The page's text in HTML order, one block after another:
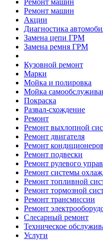
Ремонт машин
Ремонт машин
Акции
Диагностика
Замена цепи ГРМ
Замена ремня ГРМ
Кузовной ремонт
Марки
Мойка и полировка
Мойка
Покраска
Развал-схождение
Ремонт
Ремонт выхлопной
Ремонт двигателя
Ремонт кондиционеров
Ремонт подвески
Ремонт рулевого
Ремонт системы
Ремонт топливной
Ремонт тормозной
Ремонт трансмиссии
Ремонт
Слесарный ремонт
Техническое
Услуги